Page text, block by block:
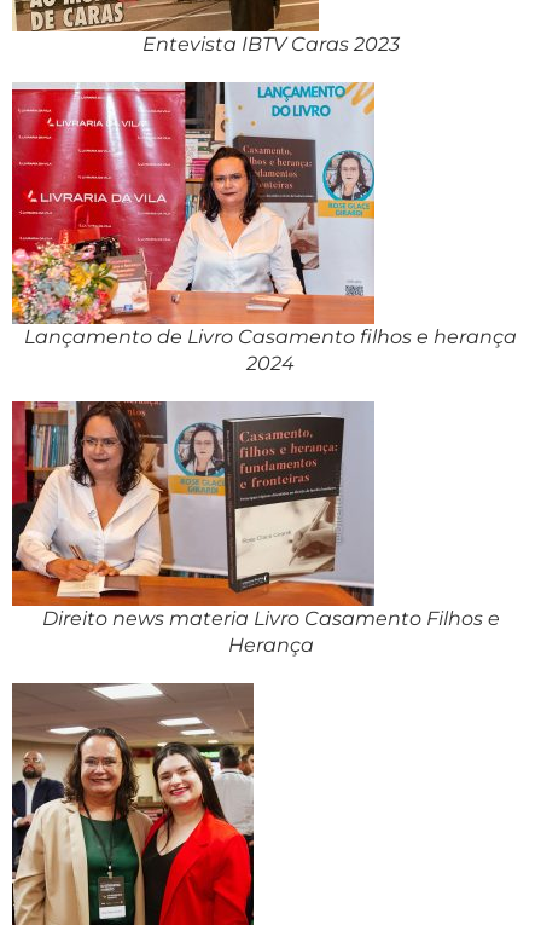
Entevista IBTV Caras 2023
Lançamento de Livro Casamento filhos e herança
2024
Direito news materia Livro Casamento Filhos e
Herança